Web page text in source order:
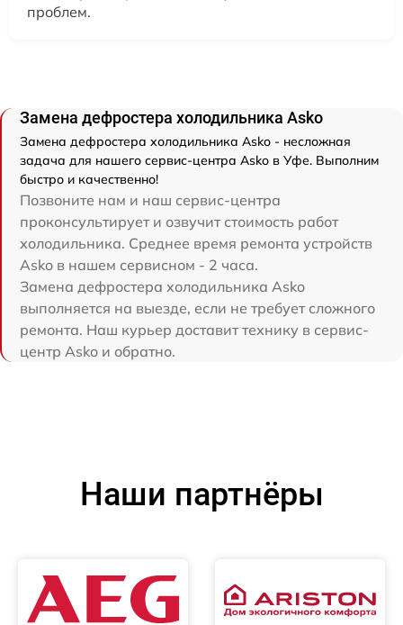
проблем.
Замена дефростера холодильника Asko
Замена дефростера холодильника Asko - несложная
задача для нашего сервис-центра Asko в Уфе. Выполним
быстро и качественно!
Позвоните нам и наш сервис-центра
проконсультирует и озвучит стоимость работ
холодильника. Среднее время ремонта устройств
Asko в нашем сервисном - 2 часа.
Замена дефростера холодильника Asko
выполняется на выезде, если не требует сложного
ремонта. Наш курьер доставит технику в сервис-
центр Asko и обратно.
Наши партнёры